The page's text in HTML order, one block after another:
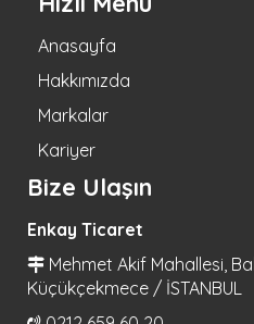
Anasayfa
Hakkımızda
Markalar
Kariyer
Bize Ulaşın
Enkay Ticaret
Mehmet Akif Mahallesi,
Küçükçekmece / İSTANBUL